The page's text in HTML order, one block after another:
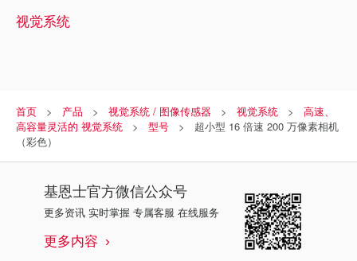
视觉系统
首页 产品 视觉系统 / 图像传感器 视觉系统
高速、
高容量灵活的 视觉系统
型号
超小型 16 倍速 200 万像素相机
（彩色）
基恩士官方微信公众号
更多资讯 实时掌握 专属客服 在线服务
更多内容